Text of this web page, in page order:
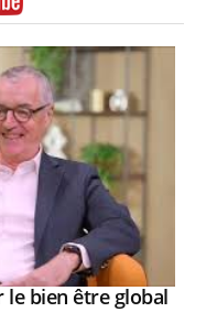
le bien être global